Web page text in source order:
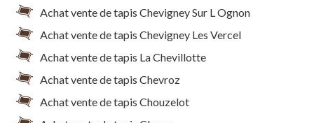
Achat vente de tapis Chevigney Sur L Ognon
Achat vente de tapis Chevigney Les Vercel
Achat vente de tapis La Chevillotte
Achat vente de tapis Chevroz
Achat vente de tapis Chouzelot